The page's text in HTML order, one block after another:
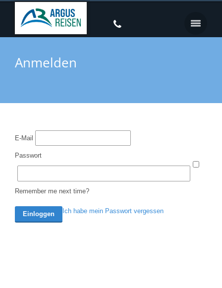
Anmelden
E-Mail
Passwort
Remember me next time?
Einloggen Ich habe mein Passwort vergessen